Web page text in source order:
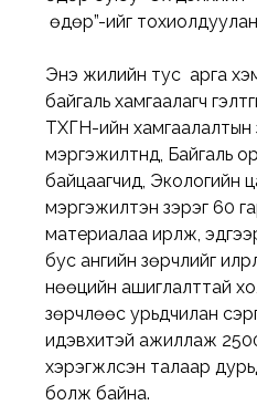
өдөр”-ийг
Энэ жилийн тус  арга
байгаль хамгаалагч
ТХГН-ийн хамгаалалтын
мэргэжилтнүүд, Байгаль
байцаагчид, Экологийн
мэргэжилтэн зэрэг 60
материалаа ирүүлж,
бус ангийн зөрчлийг
нөөцийн ашиглалттай
зөрчлөөс урьдчилан
идэвхитэй ажиллаж
хэрэгжүүлсэн талаар
болж байна.